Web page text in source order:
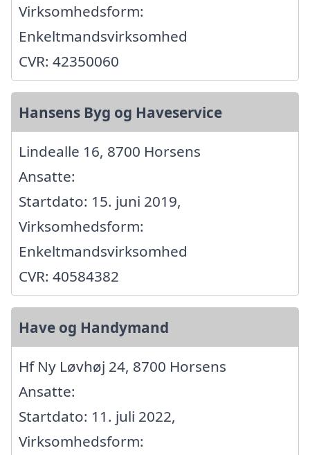
Virksomhedsform:
Enkeltmandsvirksomhed
CVR: 42350060
Hansens Byg og Haveservice
Lindealle 16, 8700 Horsens
Ansatte:
Startdato: 15. juni 2019,
Virksomhedsform:
Enkeltmandsvirksomhed
CVR: 40584382
Have og Handymand
Hf Ny Løvhøj 24, 8700 Horsens
Ansatte:
Startdato: 11. juli 2022,
Virksomhedsform: